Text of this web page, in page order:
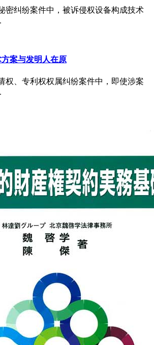
密纠纷案件中，被诉侵权设备构成技术
案与发明人在原
权、专利权权属纠纷案件中，即使涉案